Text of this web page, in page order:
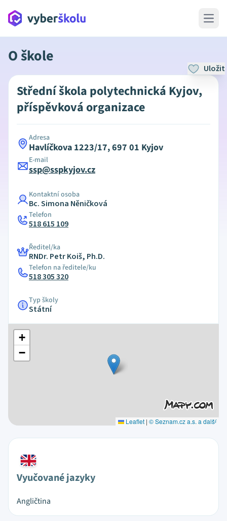
Open
O škole
Uložit
Střední škola polytechnická Kyjov,
příspěvková organizace
Adresa
Havlíčkova 1223/17, 697 01 Kyjov
E-mail
ssp@sspkyjov.cz
Kontaktní osoba
Bc. Simona Něničková
Telefon
518 615 109
Ředitel/ka
RNDr. Petr Koiš, Ph.D.
Telefon na ředitele/ku
518 305 320
Typ školy
Státní
+
−
Leaflet | © Seznam.cz a.s. a další
Vyučované jazyky
Angličtina